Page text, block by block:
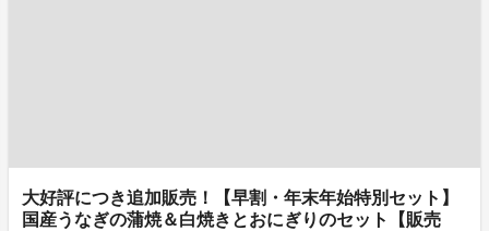
大好評につき追加販売！【早割・年末年始特別セット】
国産うなぎの蒲焼＆白焼きとおにぎりのセット【販売